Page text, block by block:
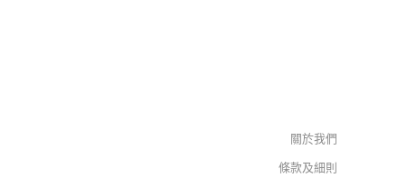
關於我們
條款及細則